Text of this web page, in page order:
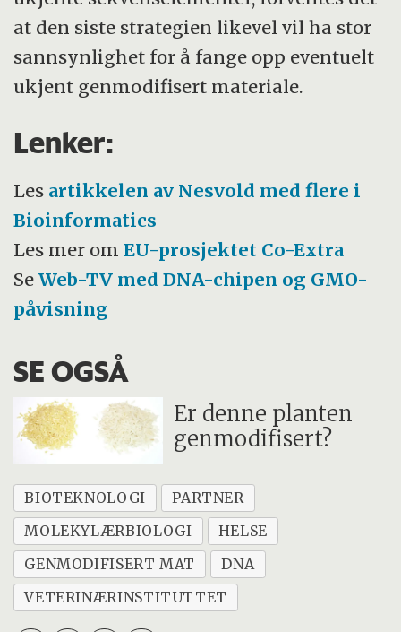
at den siste strategien likevel vil ha stor
sannsynlighet for å fange opp eventuelt
ukjent genmodifisert materiale.
Lenker:
Les artikkelen av Nesvold med flere i
Bioinformatics
Les mer omEU-prosjektet Co-Extra
SeWeb-TV med DNA-chipen og GMO-
påvisning
SE OGSÅ
Er denne planten
genmodifisert?
BIOTEKNOLOGI
PARTNER
MOLEKYLÆRBIOLOGI
HELSE
GENMODIFISERT MAT
DNA
VETERINÆRINSTITUTTET